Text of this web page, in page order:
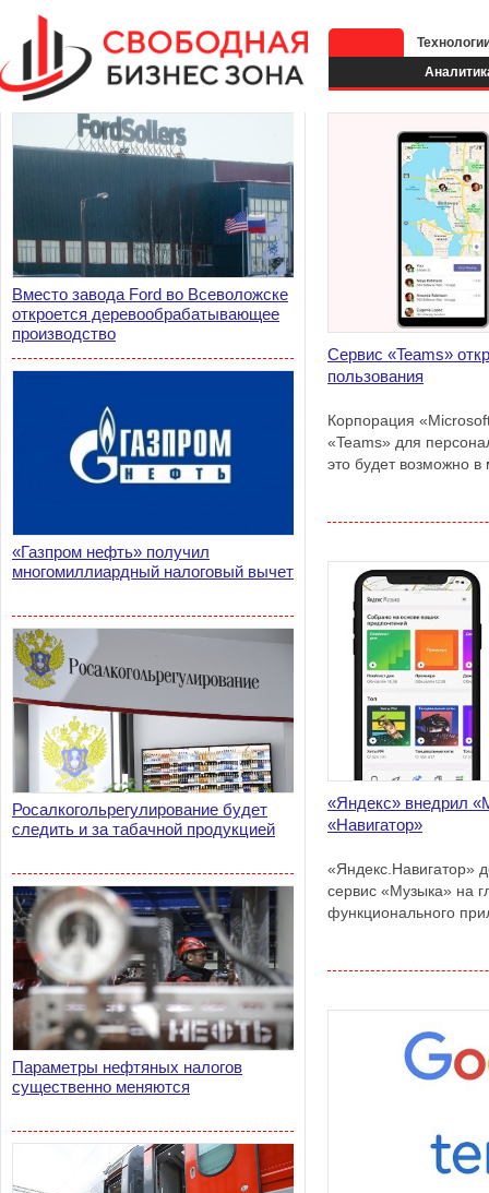
Вместо завода Ford во Всеволожске
откроется деревообрабатывающее
производство
«Газпром нефть» получил
многомиллиардный налоговый вычет
Росалкогольрегулирование будет
следить и за табачной продукцией
Параметры нефтяных налогов
существенно меняются
Сервис «Teams»
пользования
Корпорация
«Teams» для
это будет возможно
«Яндекс» внедрил
«Навигатор»
«Яндекс.Навигатор»
сервис «Музыка» на
функционального